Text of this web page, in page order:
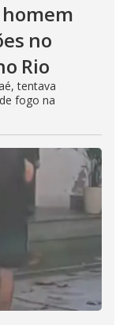
no
Rio
tentava
fogo na